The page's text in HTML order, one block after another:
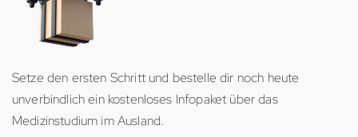
Setze den ersten Schritt und bestelle dir noch heute
unverbindlich ein kostenloses Infopaket über das
Medizinstudium im Ausland.